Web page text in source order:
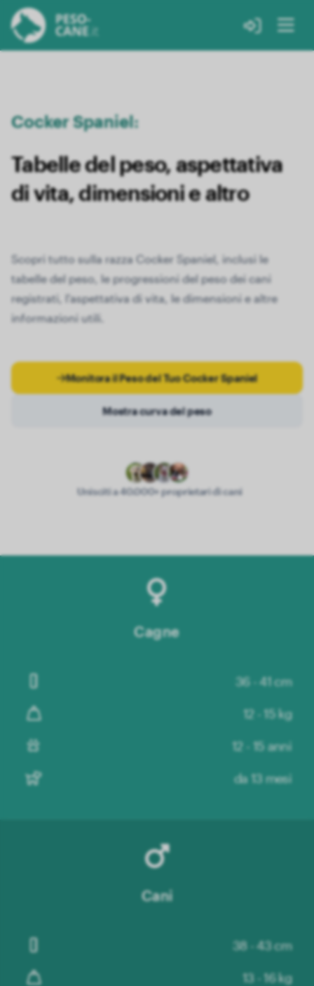
Cocker Spaniel:
Tabelle del peso, aspettativa
di vita, dimensioni e altro
Scopri tutto sulla razza Cocker Spaniel, inclusi le
tabelle del peso, le progressioni del peso dei cani
registrati, l'aspettativa di vita, le dimensioni e altre
informazioni utili.
Monitora il Peso del Tuo Cocker Spaniel
Mostra curva del peso
Unisciti a 40.000+ proprietari di cani
Cagne
36 - 41 cm
12 - 15 kg
12 - 15 anni
da 13 mesi
Cani
38 - 43 cm
13 - 16 kg